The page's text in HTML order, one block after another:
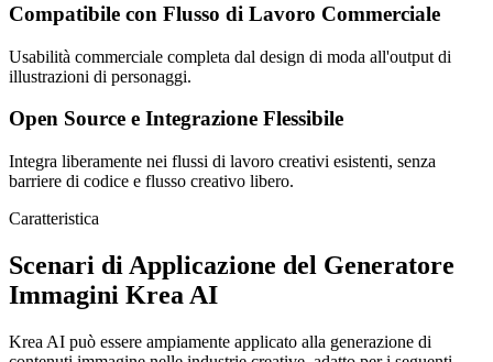
Compatibile con Flusso di Lavoro Commerciale
Usabilità commerciale completa dal design di moda all'output di
illustrazioni di personaggi.
Open Source e Integrazione Flessibile
Integra liberamente nei flussi di lavoro creativi esistenti, senza
barriere di codice e flusso creativo libero.
Caratteristica
Scenari di Applicazione del Generatore
Immagini Krea AI
Krea AI può essere ampiamente applicato alla generazione di